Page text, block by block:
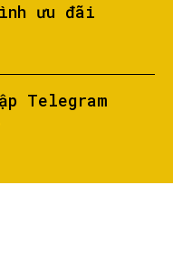
ưu đãi
Telegram